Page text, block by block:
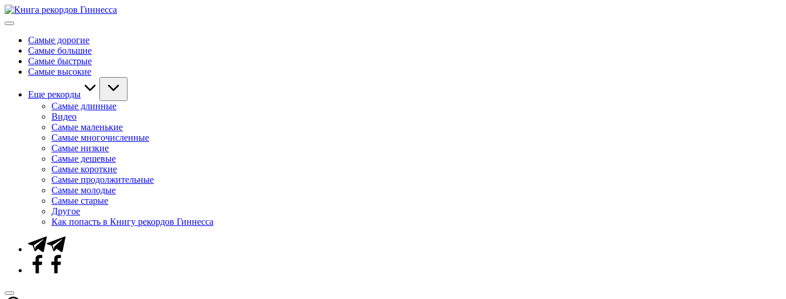
Перейти
к
Мировые
ГиннессаСамые дорогие
Самые большие
Самые быстрые
Самые высокие
Еще рекорды
Самые длинные
Видео
Самые маленькие
Самые многочисленные
Самые низкие
Самые дешевые
Самые короткие
Самые продолжительные
Самые молодые
Самые старые
Другое
Как попасть в Книгу рекордов Гиннесса
Telegram
Facebook